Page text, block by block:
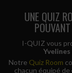
UNE QUIZ
I-QUIZ vous
Yvelines
Notre Quiz Room
chacun équipé de